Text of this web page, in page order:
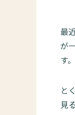
最
が
す。
と
見